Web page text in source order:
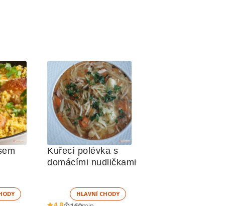
Kuřecí polévka s
domácími nudličkami
HLAVNÍ CHODY